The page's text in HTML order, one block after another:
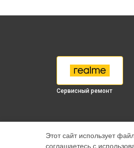
Сервисный ремонт
Этот сайт использует
соглашаетесь с